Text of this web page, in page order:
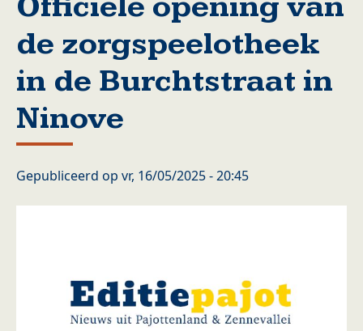
de zorgspeelotheek
in de Burchtstraat in
Ninove
Gepubliceerd op vr, 16/05/2025 - 20:45